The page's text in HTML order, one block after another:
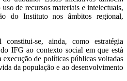
de recursos materiais e intelectuais,
do Instituto nos âmbitos regional,
constitui-se, ainda, como estratégia
IFG ao contexto social em que está
de políticas públicas voltadas
da população e ao desenvolvimento